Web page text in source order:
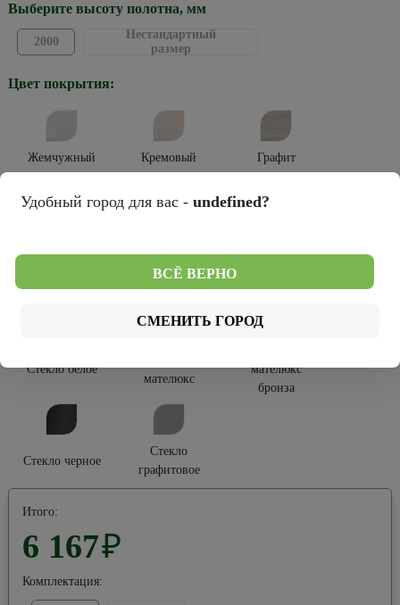
Выберите высоту полотна, мм
2000
Нестандартный
размер
Цвет покрытия:
Жемчужный Кремовый Графит
Стекло белое
мателюкс
мателюкс
бронза
Стекло черное
Стекло
графитовое
Итого:
6 167₽
Комплектация:
Удобный город для вас - undefined?
ВСЁ ВЕРНО
СМЕНИТЬ ГОРОД